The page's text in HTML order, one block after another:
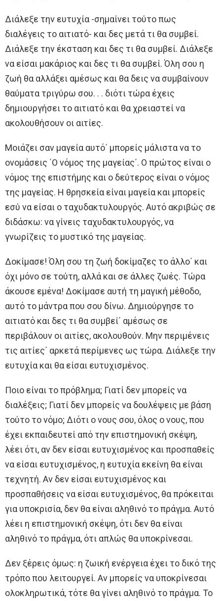
Διάλεξε την ευτυχία -σημαίνει τούτο πως
διαλέγεις το αιτιατό- και δες μετά τι θα συμβεί.
Διάλεξε την έκσταση και δες τι θα συμβεί. Διάλεξε
να είσαι μακάριος και δες τι θα συμβεί. Όλη σου η
ζωή θα αλλάξει αμέσως και θα δεις να συμβαίνουν
θαύματα τριγύρω σου. . . διότι τώρα έχεις
δημιουργήσει το αιτιατό και θα χρειαστεί να
ακολουθήσουν οι αιτίες.
Μοιάζει σαν μαγεία αυτό΄ μπορείς μάλιστα να το
ονομάσεις ΄Ο νόμος της μαγείας΄. Ο πρώτος είναι ο
νόμος της επιστήμης και ο δεύτερος είναι ο νόμος
της μαγείας. Η θρησκεία είναι μαγεία και μπορείς
εσύ να είσαι ο ταχυδακτυλουργός. Αυτό ακριβώς σε
διδάσκω: να γίνεις ταχυδακτυλουργός, να
γνωρίζεις το μυστικό της μαγείας.
Δοκίμασε! Όλη σου τη ζωή δοκίμαζες το άλλο΄ και
όχι μόνο σε τούτη, αλλά και σε άλλες ζωές. Τώρα
άκουσε εμένα! Δοκίμασε αυτή τη μαγική μέθοδο,
αυτό το μάντρα που σου δίνω. Δημιούργησε το
αιτιατό και δες τι θα συμβεί΄ αμέσως σε
περιβάλουν οι αιτίες, ακολουθούν. Μην περιμένεις
τις αιτίες΄ αρκετά περίμενες ως τώρα. Διάλεξε την
ευτυχία και θα είσαι ευτυχισμένος.
Ποιο είναι το πρόβλημα; Γιατί δεν μπορείς να
διαλέξεις; Γιατί δεν μπορείς να δουλέψεις με βάση
τούτο το νόμο; Διότι ο νους σου, όλος ο νους, που
έχει εκπαιδευτεί από την επιστημονική σκέψη,
λέει ότι, αν δεν είσαι ευτυχισμένος και προσπαθείς
να είσαι ευτυχισμένος, η ευτυχία εκείνη θα είναι
τεχνητή. Αν δεν είσαι ευτυχισμένος και
προσπαθήσεις να είσαι ευτυχισμένος, θα πρόκειται
για υποκρισία, δεν θα είναι αληθινό το πράγμα. Αυτό
λέει η επιστημονική σκέψη, ότι δεν θα είναι
αληθινό το πράγμα, ότι απλώς θα υποκρίνεσαι.
Δεν ξέρεις όμως: η ζωική ενέργεια έχει το δικό της
τρόπο που λειτουργεί. Αν μπορείς να υποκρίνεσαι
ολοκληρωτικά, τότε θα γίνει αληθινό το πράγμα. Το